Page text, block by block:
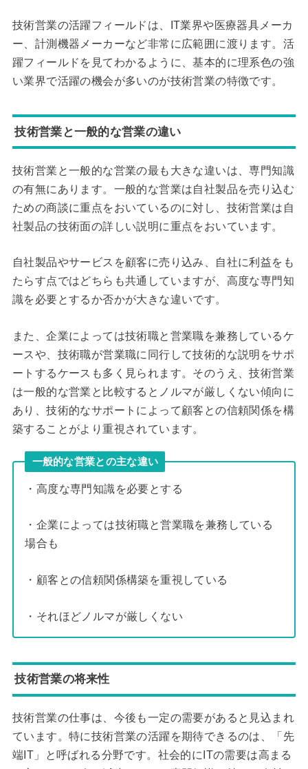
技術営業の活躍フィールドは、IT業界や医療器具メーカ
ー、計測機器メーカーなど非常に広範囲に渡ります。活
躍フィールドを見てわかるように、基本的に理系色の強
い業界で活躍の機会が多いのが技術営業の特徴です。
技術営業と一般的な営業の違い
技術営業と一般的な営業の最も大きな違いは、専門知識
の有無にあります。一般的な営業は自社製品を売り込む
ための商談に重点をおいているのに対し、技術営業は自
社製品の技術面の詳しい説明に重点をおいています。
自社製品やサービスを顧客に売り込み、自社に利益をも
たらす点ではどちらも共通していますが、高度な専門知
識を必要とするか否かが大きな違いです。
また、企業によっては技術職と営業職を兼務しているケ
ースや、技術職が営業職に同行して技術的な説明をサポ
ートするケースも多く見られます。そのうえ、技術営業
は一般的な営業と比較するとノルマが厳しくない傾向に
あり、技術的なサポートによって顧客との信頼関係を構
築することがより重視されています。
一般的な営業との主な違い
・高度な専門知識を必要とする
・企業によっては技術職と営業職を兼務している
場合も
・顧客との信頼関係構築を重視している
・それほどノルマが厳しくない
技術営業の将来性
技術営業の仕事は、今後も一定の需要があると見込まれ
ています。特に技術営業の活躍を期待できるのは、「先
端IT」と呼ばれる分野です。社会的にITの需要は高まる